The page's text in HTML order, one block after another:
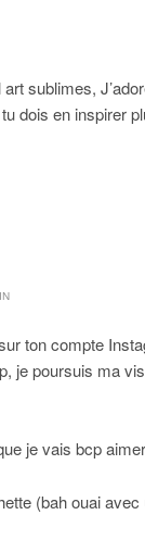
sublimes,
dois en inspirer
ton compte
je poursuis ma
je vais bcp
(bah ouai avec